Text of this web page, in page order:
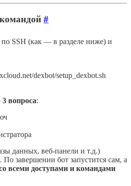
#
SSH (как — в разделе ниже) и
dexbot/setup_dexbot.sh
3 вопроса:
данных, веб-панели и т.д.)
По завершении бот запустится сам, а
всеми доступами и командами